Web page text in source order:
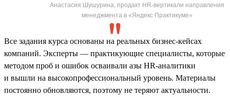
Анастасия Шушурина, продакт HR-вертикали направления
менеджмента в «Яндекс Практикуме»
Все задания курса основаны на реальных бизнес-кейсах
компаний. Эксперты — практикующие специалисты, которые
методом проб и ошибок осваивали азы HR-аналитики
и вышли на высокопрофессиональный уровень. Материалы
постоянно обновляются, поэтому не теряют актуальности.